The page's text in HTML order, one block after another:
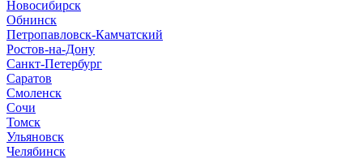
Новосибирск
Обнинск
Петропавловск-Камчатский
Ростов-на-Дону
Санкт-Петербург
Саратов
Смоленск
Сочи
Томск
Ульяновск
Челябинск